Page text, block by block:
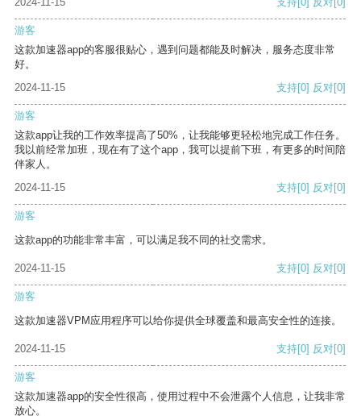
游客
这款加速器app的客服很贴心，遇到问题都能及时解决，服务态度非常
好。
2024-11-15
支持[0] 反对[0]
游客
这款app让我的工作效率提高了50%，让我能够更轻松地完成工作任务。
我以前经常加班，现在有了这个app，我可以提前下班，有更多的时间陪
伴家人。
2024-11-15
支持[0] 反对[0]
游客
这款app的功能非常丰富，可以满足我不同的社交需求。
2024-11-15 支持[0] 反对[0]
游客
这款加速器VPM应用程序可以给你提供全球覆盖和最高安全性的连接。
2024-11-15 支持[0] 反对[0]
游客
这款加速器app的安全性很高，使用过程中不会泄露个人信息，让我非常
放心。